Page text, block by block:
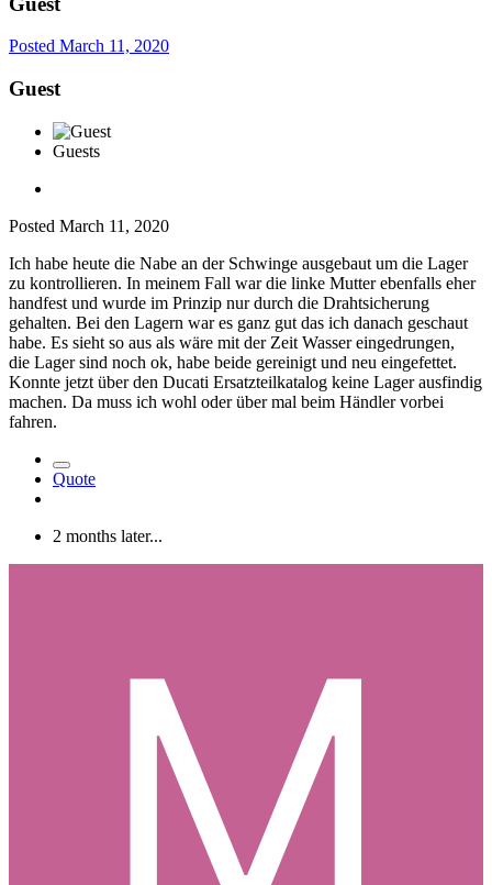
Posted March 11, 2020
Guest
Guests
Posted March 11, 2020
Ich habe heute die Nabe an der Schwinge ausgebaut um die Lager
zu kontrollieren. In meinem Fall war die linke Mutter ebenfalls eher
handfest und wurde im Prinzip nur durch die Drahtsicherung
gehalten. Bei den Lagern war es ganz gut das ich danach geschaut
habe. Es sieht so aus als wäre mit der Zeit Wasser eingedrungen,
die Lager sind noch ok, habe beide gereinigt und neu eingefettet.
Konnte jetzt über den Ducati Ersatzteilkatalog keine Lager ausfindig
machen. Da muss ich wohl oder über mal beim Händler vorbei
fahren.
Quote
2 months later...